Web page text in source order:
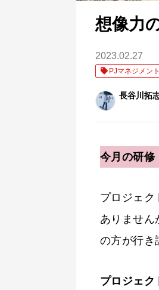
想像力
2023.02.27
PJマネジメント
長谷川拓
今月の研修
プロジェク
ありません
の方が行き
プロジェク